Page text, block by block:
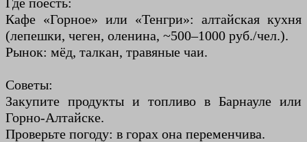
Кафе «Горное» или «Тенгри»: алтайская кухня
(лепешки, чеген, оленина, ~500–1000 руб./чел.).
Рынок: мёд, талкан, травяные чаи.
Советы:
Закупите продукты и топливо в Барнауле или
Горно-Алтайске.
Проверьте погоду: в горах она переменчива.